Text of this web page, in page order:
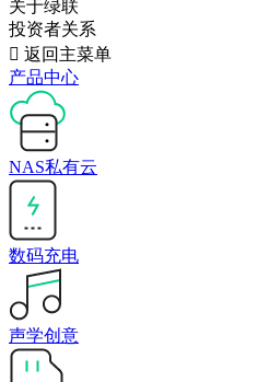
关于绿联
投资者关系
 返回主菜单
产品中心
NAS私有云
数码充电
声学创意